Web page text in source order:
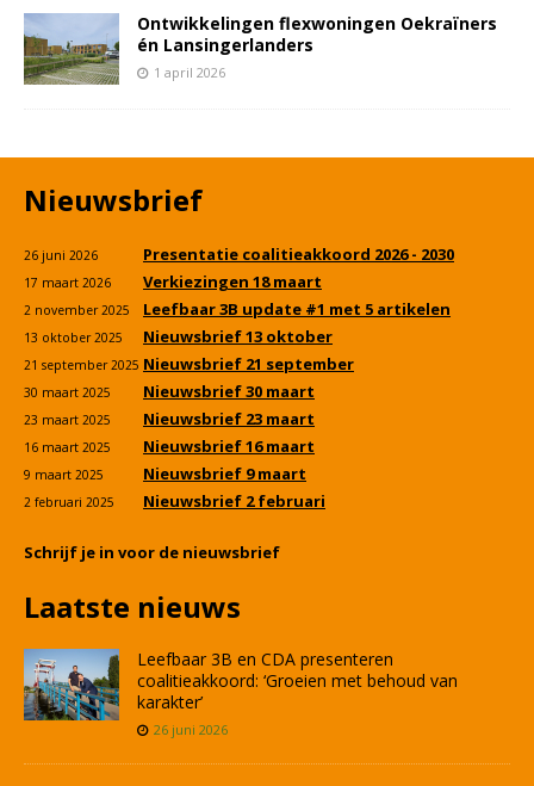
Ontwikkelingen flexwoningen Oekraïners
én Lansingerlanders
1 april 2026
Nieuwsbrief
26 juni 2026 Presentatie coalitieakkoord 2026 - 2030
17 maart 2026 Verkiezingen 18 maart
2 november 2025 Leefbaar 3B update #1 met 5 artikelen
13 oktober 2025 Nieuwsbrief 13 oktober
21 september 2025 Nieuwsbrief 21 september
30 maart 2025 Nieuwsbrief 30 maart
23 maart 2025 Nieuwsbrief 23 maart
16 maart 2025 Nieuwsbrief 16 maart
9 maart 2025 Nieuwsbrief 9 maart
2 februari 2025 Nieuwsbrief 2 februari
Schrijf je in voor de nieuwsbrief
Laatste nieuws
Leefbaar 3B en CDA presenteren
coalitieakkoord: ‘Groeien met behoud van
karakter’
26 juni 2026